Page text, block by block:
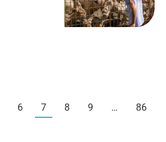
6 7 8 9 … 86